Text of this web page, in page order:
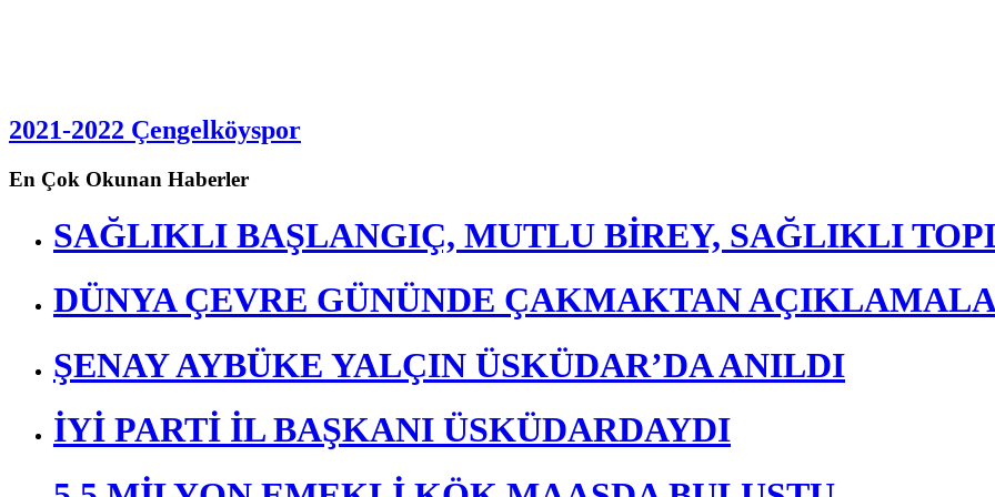
2021-2022 Çengelköyspor
En Çok Okunan Haberler
SAĞLIKLI BAŞLANGIÇ, MUTLU BİREY, SAĞLIKLI
DÜNYA ÇEVRE GÜNÜNDE ÇAKMAKTAN
ŞENAY AYBÜKE YALÇIN ÜSKÜDAR’DA ANILDI
İYİ PARTİ İL BAŞKANI ÜSKÜDARDAYDI